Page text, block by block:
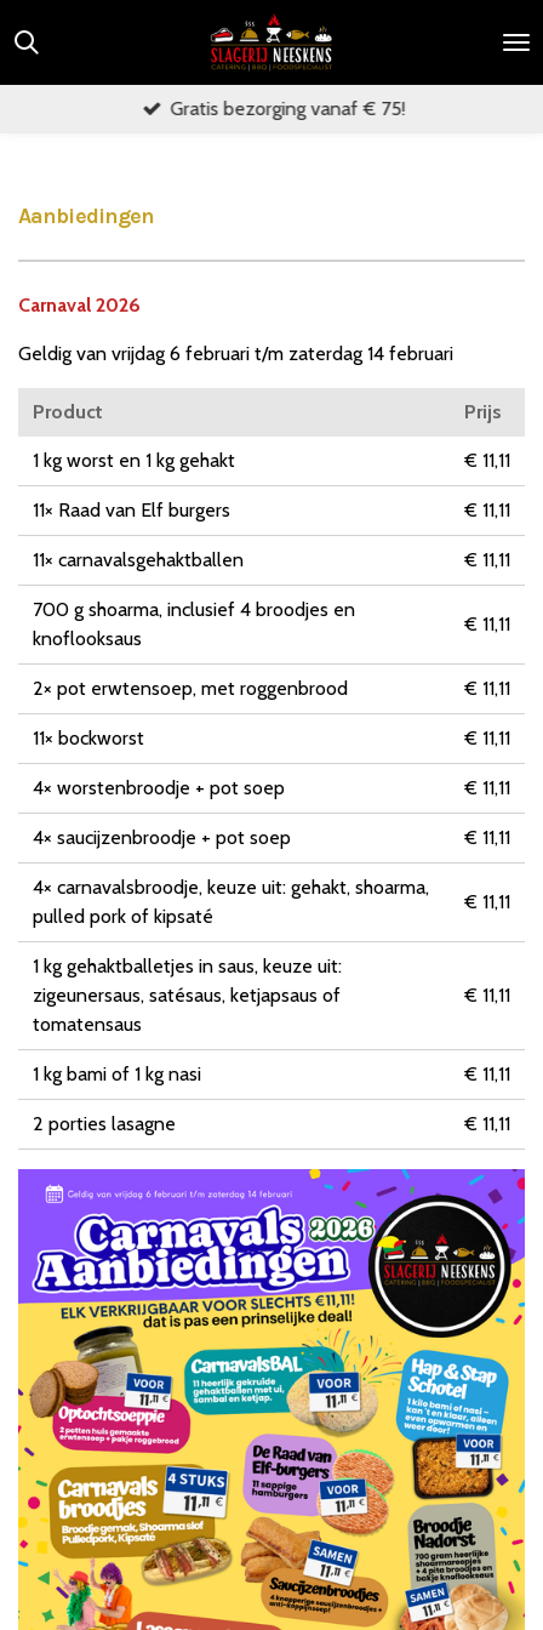
direct
naar
Gratis bezorging vanaf € 75!
Aanbiedingen
Carnaval 2026
Geldig van vrijdag 6 februari t/m zaterdag 14 februari
Product Prijs
1 kg worst en 1 kg gehakt € 11,11
11× Raad van Elf burgers € 11,11
11× carnavalsgehaktballen € 11,11
700 g shoarma, inclusief 4 broodjes en
knoflooksaus
€ 11,11
2× pot erwtensoep, met roggenbrood € 11,11
11× bockworst € 11,11
4× worstenbroodje + pot soep € 11,11
4× saucijzenbroodje + pot soep € 11,11
4× carnavalsbroodje, keuze uit: gehakt, shoarma,
pulled pork of kipsaté
€ 11,11
1 kg gehaktballetjes in saus, keuze uit:
zigeunersaus, satésaus, ketjapsaus of
tomatensaus
€ 11,11
1 kg bami of 1 kg nasi € 11,11
2 porties lasagne € 11,11